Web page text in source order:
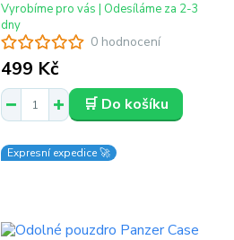
0 hodnocení
499 Kč
Vyrobíme pro vás | Odesíláme za 2-3
dny
🛒 Do košíku
Expresní expedice 🚀